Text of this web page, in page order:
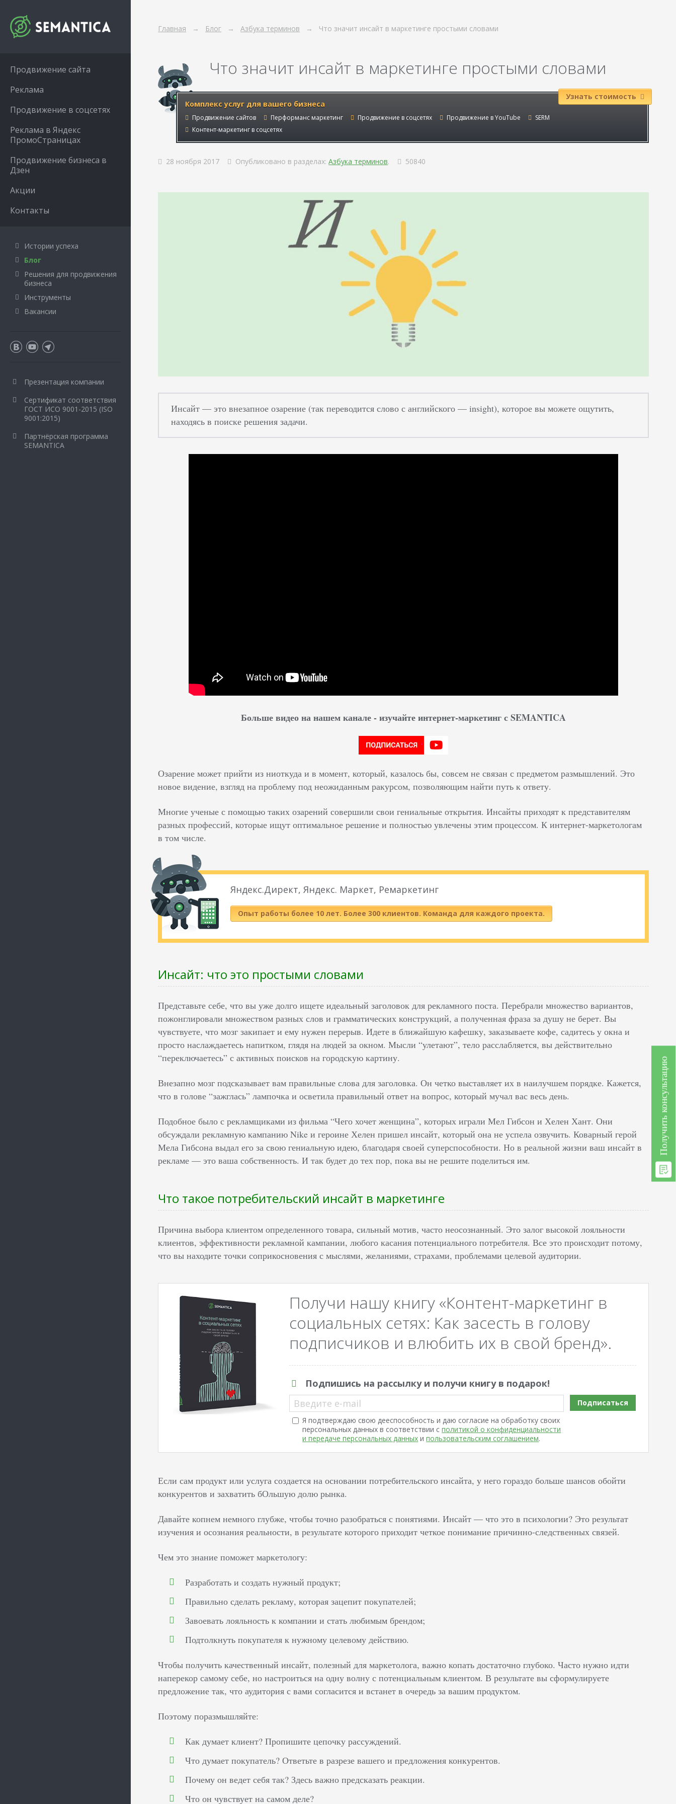
Главная Блог Азбука терминов Что значит инсайт в маркетинге простыми словами
Что значит инсайт в маркетинге простыми словами
Комплекс услуг для вашего бизнеса
Продвижение сайтов Перформанс маркетинг Продвижение в соцсетях Продвижение в YouTube
SERM
Контент-маркетинг в соцсетях
Узнать стоимость
28 ноября 2017 Опубликовано в разделах: Азбука терминов. 50840
Инсайт — это внезапное озарение (так переводится слово с английского — insight), которое вы можете ощутить,
находясь в поиске решения задачи.
Больше видео на нашем канале - изучайте интернет-маркетинг с SEMANTICA
Озарение может прийти из ниоткуда и в момент, который, казалось бы, совсем не связан с предметом размышлений. Это
новое видение, взгляд на проблему под неожиданным ракурсом, позволяющим найти путь к ответу.
Многие ученые с помощью таких озарений совершили свои гениальные открытия. Инсайты приходят к представителям
разных профессий, которые ищут оптимальное решение и полностью увлечены этим процессом. К интернет-маркетологам
в том числе.
Яндекс.Директ, Яндекс. Маркет, Ремаркетинг
Опыт работы более 10 лет. Более 300 клиентов. Команда для каждого проекта.
Инсайт: что это простыми словами
Представьте себе, что вы уже долго ищете идеальный заголовок для рекламного поста. Перебрали множество вариантов,
пожонглировали множеством разных слов и грамматических конструкций, а полученная фраза за душу не берет. Вы
чувствуете, что мозг закипает и ему нужен перерыв. Идете в ближайшую кафешку, заказываете кофе, садитесь у окна и
просто наслаждаетесь напитком, глядя на людей за окном. Мысли “улетают”, тело расслабляется, вы действительно
“переключаетесь” с активных поисков на городскую картину.
Внезапно мозг подсказывает вам правильные слова для заголовка. Он четко выставляет их в наилучшем порядке. Кажется,
что в голове “зажглась” лампочка и осветила правильный ответ на вопрос, который мучал вас весь день.
Подобное было с рекламщиками из фильма “Чего хочет женщина”, которых играли Мел Гибсон и Хелен Хант. Они
обсуждали рекламную кампанию Nike и героине Хелен пришел инсайт, который она не успела озвучить. Коварный герой
Мела Гибсона выдал его за свою гениальную идею, благодаря своей суперспособности. Но в реальной жизни ваш инсайт в
рекламе — это ваша собственность. И так будет до тех пор, пока вы не решите поделиться им.
Что такое потребительский инсайт в маркетинге
Причина выбора клиентом определенного товара, сильный мотив, часто неосознанный. Это залог высокой лояльности
клиентов, эффективности рекламной кампании, любого касания потенциального потребителя. Все это происходит потому,
что вы находите точки соприкосновения с мыслями, желаниями, страхами, проблемами целевой аудитории.
Получи нашу книгу «Контент-маркетинг в
социальных сетях: Как засесть в голову
подписчиков и влюбить их в свой бренд».
Подпишись на рассылку и получи книгу в подарок!
Введите e-mail
Я подтверждаю свою дееспособность и даю согласие на обработку своих
персональных данных в соответствии сполитикой о конфиденциальности
и передаче персональных данных ипользовательским соглашением.
Подписаться
Если сам продукт или услуга создается на основании потребительского инсайта, у него гораздо больше шансов обойти
конкурентов и захватить бОльшую долю рынка.
Давайте копнем немного глубже, чтобы точно разобраться с понятиями. Инсайт — что это в психологии? Это результат
изучения и осознания реальности, в результате которого приходит четкое понимание причинно-следственных связей.
Чем это знание поможет маркетологу:
Разработать и создать нужный продукт;
Правильно сделать рекламу, которая зацепит покупателей;
Завоевать лояльность к компании и стать любимым брендом;
Подтолкнуть покупателя к нужному целевому действию.
Чтобы получить качественный инсайт, полезный для маркетолога, важно копать достаточно глубоко. Часто нужно идти
наперекор самому себе, но настроиться на одну волну с потенциальным клиентом. В результате вы сформулируете
предложение так, что аудитория с вами согласится и встанет в очередь за вашим продуктом.
Поэтому поразмышляйте:
Как думает клиент? Пропишите цепочку рассуждений.
Что думает покупатель? Ответьте в разрезе вашего и предложения конкурентов.
Почему он ведет себя так? Здесь важно предсказать реакции.
Что он чувствует на самом деле?
Продвижение сайта
Реклама
Продвижение в соцсетях
Реклама в Яндекс
ПромоСтраницах
Продвижение бизнеса в
Дзен
Акции
Контакты
Истории успеха
Блог
Решения для продвижения
бизнеса
Инструменты
Вакансии
Презентация компании
Сертификат соответствия
ГОСТ ИСО 9001-2015 (ISO
9001:2015)
Партнёрская программа
SEMANTICA
Получить консультацию